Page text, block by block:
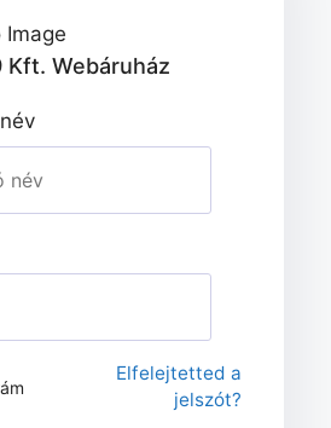
Kft. Webáruház
Elfelejtetted a
jelszót?